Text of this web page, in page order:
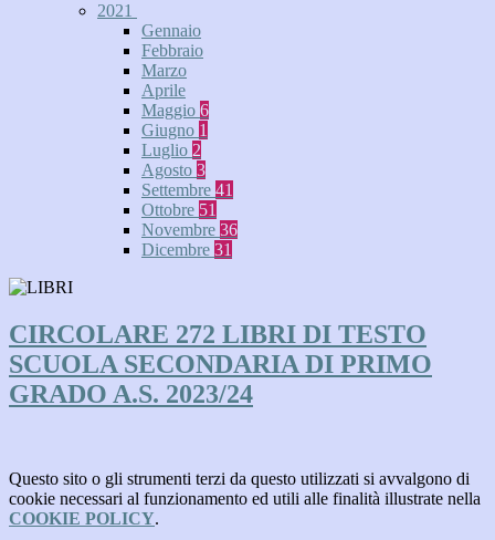
2021
Gennaio
Febbraio
Marzo
Aprile
Maggio 6
Giugno 1
Luglio 2
Agosto 3
Settembre 41
Ottobre 51
Novembre 36
Dicembre 31
CIRCOLARE 272 LIBRI DI TESTO
SCUOLA SECONDARIA DI PRIMO
GRADO A.S. 2023/24
Questo sito o gli strumenti terzi da questo utilizzati si avvalgono di
cookie necessari al funzionamento ed utili alle finalità illustrate nella
COOKIE POLICY.